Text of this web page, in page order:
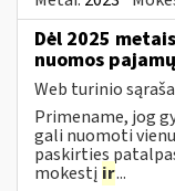
Dėl 2025
nuomos
Web turinio
Primename, jog
gali nuomoti
paskirties
mokestį ir...